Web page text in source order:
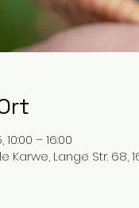
10:00 – 16:00
Karwe, Lange Str. 68,